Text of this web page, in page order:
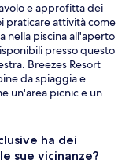
e approfitta dei
praticare attività come
nella piscina all'aperto
presso questo
Breezes Resort
da spiaggia e
un'area picnic e un
ha dei
sue vicinanze?